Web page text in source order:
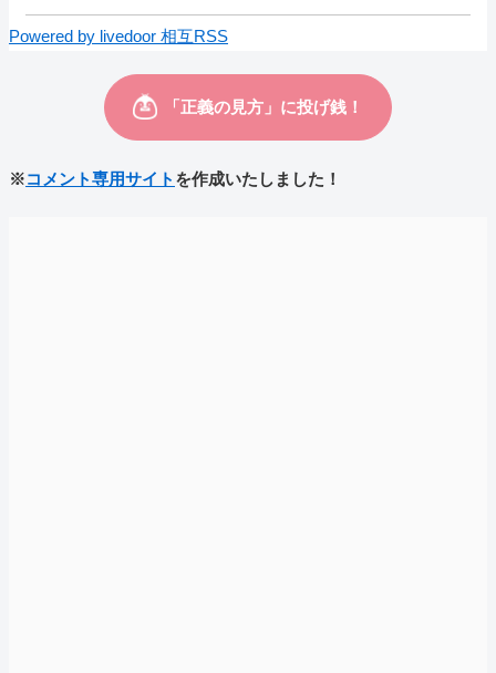
Powered by livedoor 相互RSS
※コメント専用サイト を作成いたしました！